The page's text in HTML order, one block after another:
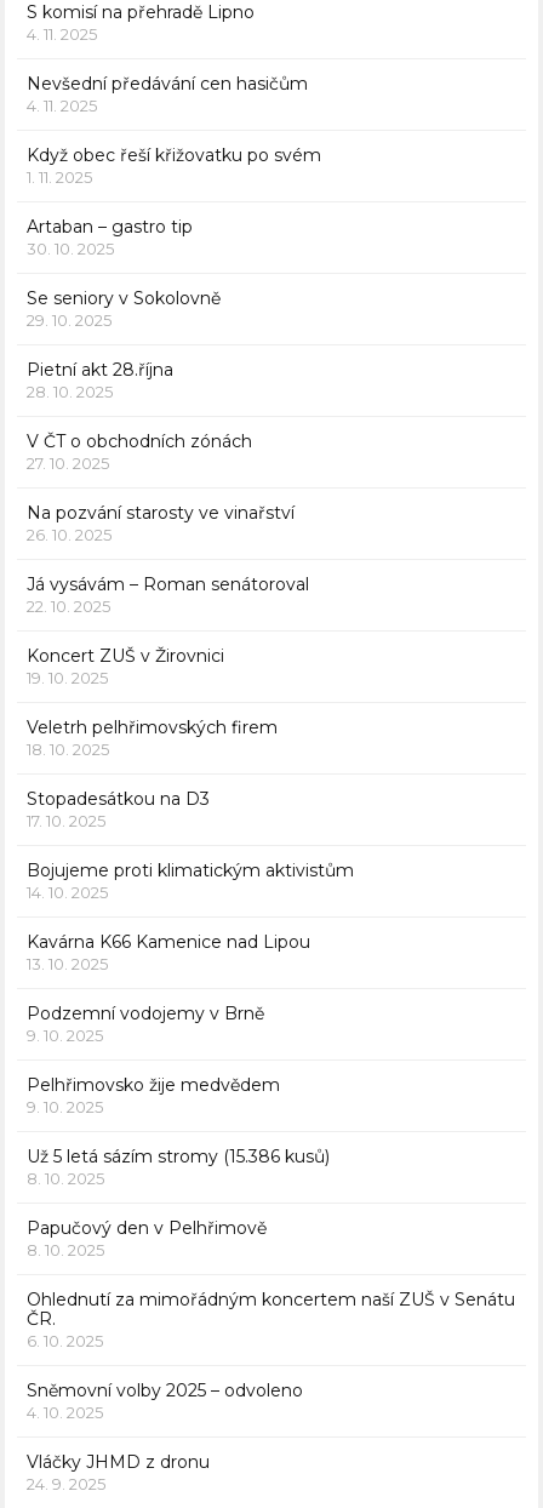
S komisí na přehradě Lipno
4. 11. 2025
Nevšední předávání cen hasičům
4. 11. 2025
Když obec řeší křižovatku po svém
1. 11. 2025
Artaban – gastro tip
30. 10. 2025
Se seniory v Sokolovně
29. 10. 2025
Pietní akt 28.října
28. 10. 2025
V ČT o obchodních zónách
27. 10. 2025
Na pozvání starosty ve vinařství
26. 10. 2025
Já vysávám – Roman senátoroval
22. 10. 2025
Koncert ZUŠ v Žirovnici
19. 10. 2025
Veletrh pelhřimovských firem
18. 10. 2025
Stopadesátkou na D3
17. 10. 2025
Bojujeme proti klimatickým aktivistům
14. 10. 2025
Kavárna K66 Kamenice nad Lipou
13. 10. 2025
Podzemní vodojemy v Brně
9. 10. 2025
Pelhřimovsko žije medvědem
9. 10. 2025
Už 5 letá sázím stromy (15.386 kusů)
8. 10. 2025
Papučový den v Pelhřimově
8. 10. 2025
Ohlednutí za mimořádným koncertem naší ZUŠ v Senátu
ČR.
6. 10. 2025
Sněmovní volby 2025 – odvoleno
4. 10. 2025
Vláčky JHMD z dronu
24. 9. 2025